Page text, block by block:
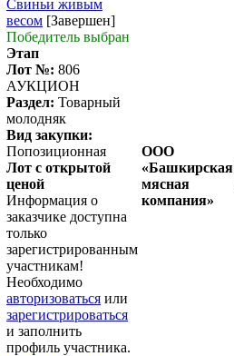
Свиньи живым
весом [Завершен]
Победитель выбран
Этап
Лот №: 806
АУКЦИОН
Раздел: Товарный
молодняк
Вид закупки:
Попозиционная
Лот с открытой
ценой
Информация о
заказчике доступна
только
зарегистрированным
участникам!
Необходимо
авторизоваться или
зарегистрироваться
и заполнить
профиль участника.
ООО
«Башкирская
мясная
компания»